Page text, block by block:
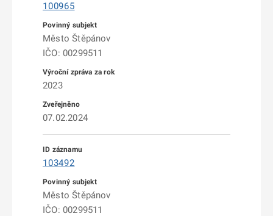
100965
Město Štěpánov
IČO: 00299511
2023
07.02.2024
103492
Město Štěpánov
IČO: 00299511